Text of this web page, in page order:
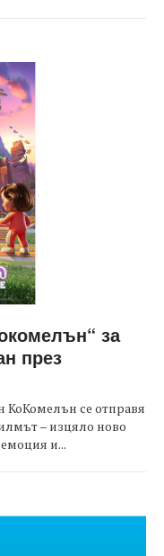
за
през
КоКомелън се отправя
– изцяло ново
и...